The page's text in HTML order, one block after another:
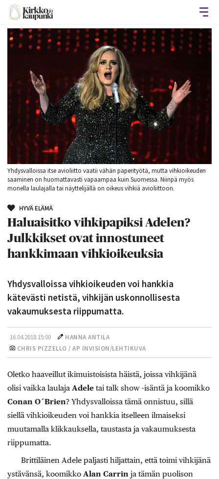
Yhdysvalloissa itse avioliitto vaatii vähän paperityötä, mutta vihkioikeuden
saaminen on huomattavasti vapaampaa kuin Suomessa. Niinpä myös
monella laulajalla tai näyttelijällä on oikeus vihkiä avioliittoon.
HYVÄ ELÄMÄ
Haluaisitko vihkipapiksi Adelen?
Julkkikset ovat innostuneet
hankkimaan vihkioikeuksia
Yhdysvalloissa vihkioikeuden voi hankkia
kätevästi netistä, vihkijän uskonnollisesta
vakaumuksesta riippumatta.
16.04.2018 15:00
HANNA ANTILA
CHRIS PIZZELLO / AP INVISION/LEHTIKUVA
Oletko haaveillut ikimuistoisista häistä, joissa vihkijänä
olisi vaikka laulaja Adele tai talk show -isäntä ja koomikko
Conan O´Brien? Yhdysvalloissa tämä onnistuu, sillä
siellä vihkioikeuden voi hankkia itselleen ilmaiseksi
muutamalla klikkauksella, taustasta ja vakaumuksesta
riippumatta.
Brittiläinen Adele paljasti hiljattain, että toimi vihkijänä
ystävänsä, koomikko Alan Carrin ja tämän puolison